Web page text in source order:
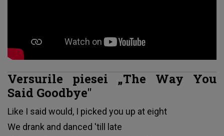
Versurile piesei „The Way You
Said Goodbye"
Like I said would, I picked you up at eight
We drank and danced 'till late